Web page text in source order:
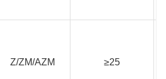
Z/ZM/AZM ≥25